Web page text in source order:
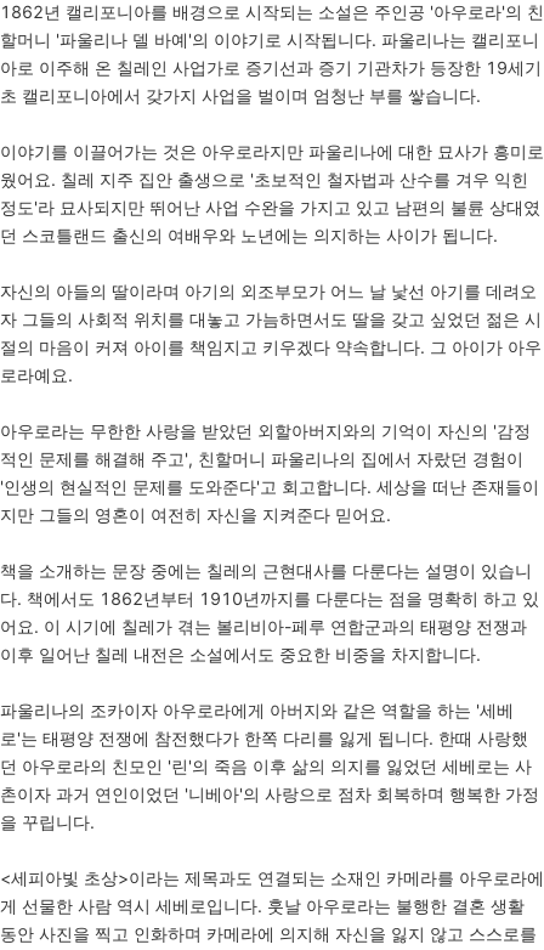
1862년 캘리포니아를 배경으로 시작되는 소설은 주인공 '아우로라'의 친
할머니 '파울리나 델 바예'의 이야기로 시작됩니다. 파울리나는 캘리포니
아로 이주해 온 칠레인 사업가로 증기선과 증기 기관차가 등장한 19세기
초 캘리포니아에서 갖가지 사업을 벌이며 엄청난 부를 쌓습니다.
이야기를 이끌어가는 것은 아우로라지만 파울리나에 대한 묘사가 흥미로
웠어요. 칠레 지주 집안 출생으로 '초보적인 철자법과 산수를 겨우 익힌
정도'라 묘사되지만 뛰어난 사업 수완을 가지고 있고 남편의 불륜 상대였
던 스코틀랜드 출신의 여배우와 노년에는 의지하는 사이가 됩니다.
자신의 아들의 딸이라며 아기의 외조부모가 어느 날 낯선 아기를 데려오
자 그들의 사회적 위치를 대놓고 가늠하면서도 딸을 갖고 싶었던 젊은 시
절의 마음이 커져 아이를 책임지고 키우겠다 약속합니다. 그 아이가 아우
로라예요.
아우로라는 무한한 사랑을 받았던 외할아버지와의 기억이 자신의 '감정
적인 문제를 해결해 주고', 친할머니 파울리나의 집에서 자랐던 경험이
'인생의 현실적인 문제를 도와준다'고 회고합니다. 세상을 떠난 존재들이
지만 그들의 영혼이 여전히 자신을 지켜준다 믿어요.
책을 소개하는 문장 중에는 칠레의 근현대사를 다룬다는 설명이 있습니
다. 책에서도 1862년부터 1910년까지를 다룬다는 점을 명확히 하고 있
어요. 이 시기에 칠레가 겪는 볼리비아-페루 연합군과의 태평양 전쟁과
이후 일어난 칠레 내전은 소설에서도 중요한 비중을 차지합니다.
파울리나의 조카이자 아우로라에게 아버지와 같은 역할을 하는 '세베
로'는 태평양 전쟁에 참전했다가 한쪽 다리를 잃게 됩니다. 한때 사랑했
던 아우로라의 친모인 '린'의 죽음 이후 삶의 의지를 잃었던 세베로는 사
촌이자 과거 연인이었던 '니베아'의 사랑으로 점차 회복하며 행복한 가정
을 꾸립니다.
<세피아빛 초상>이라는 제목과도 연결되는 소재인 카메라를 아우로라에
게 선물한 사람 역시 세베로입니다. 훗날 아우로라는 불행한 결혼 생활
동안 사진을 찍고 인화하며 카메라에 의지해 자신을 잃지 않고 스스로를